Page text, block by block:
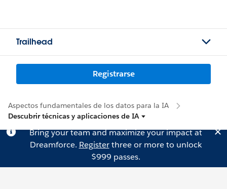
Trailhead
Registrarse
Aspectos fundamentales de los datos para la IA
Descubrir técnicas y aplicaciones de IA
Bring your team and maximize your impact at
Dreamforce. Registerthree or more to unlock
$999 passes.